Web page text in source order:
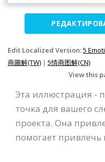
Edit Localized Version:5
商圖解(TW) | 5情商图解(CN)
View this
Эта иллюстрация -
точка для вашего
проекта. Она
помогает